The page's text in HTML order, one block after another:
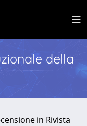
della
in Rivista